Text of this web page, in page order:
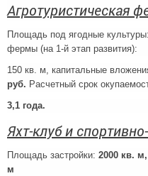
Агротуристическая
Площадь под ягодные
фермы (на 1-й этап развития):
150 кв. м, капитальные
руб. Расчетный срок
3,1 года.
Яхт-клуб и
Площадь застройки: 2000 кв. м,
м